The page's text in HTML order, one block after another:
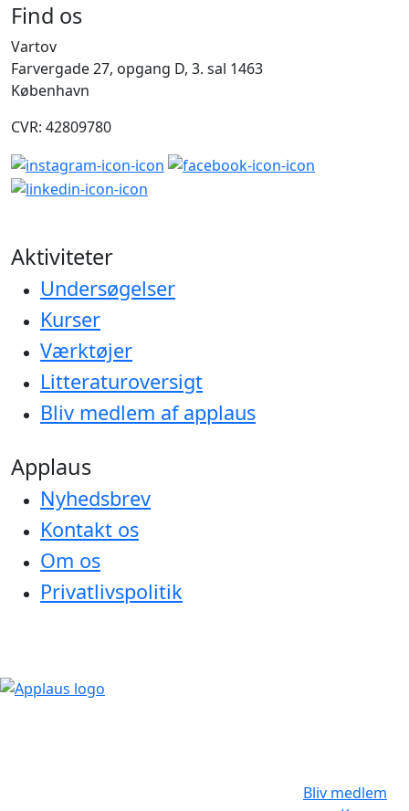
Find os
Vartov
Farvergade 27, opgang D, 3. sal 1463
København
CVR: 42809780
Aktiviteter
Undersøgelser
Kurser
Værktøjer
Litteraturoversigt
Bliv medlem af applaus
Applaus
Nyhedsbrev
Kontakt os
Om os
Privatlivspolitik
Bliv medlem